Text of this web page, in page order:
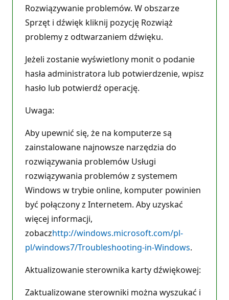
Rozwiązywanie problemów. W obszarze
Sprzęt i dźwięk kliknij pozycję Rozwiąż
problemy z odtwarzaniem dźwięku.
Jeżeli zostanie wyświetlony monit o podanie
hasła administratora lub potwierdzenie, wpisz
hasło lub potwierdź operację.
Uwaga:
Aby upewnić się, że na komputerze są
zainstalowane najnowsze narzędzia do
rozwiązywania problemów Usługi
rozwiązywania problemów z systemem
Windows w trybie online, komputer powinien
być połączony z Internetem. Aby uzyskać
więcej informacji,
zobaczhttp://windows.microsoft.com/pl-
pl/windows7/Troubleshooting-in-Windows.
Aktualizowanie sterownika karty dźwiękowej:
Zaktualizowane sterowniki można wyszukać i